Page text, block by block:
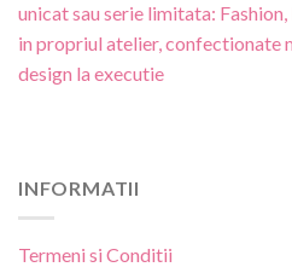
unicat sau serie limitata:
in propriul atelier, confectionate
design la executie
INFORMATII
Termeni si Conditii